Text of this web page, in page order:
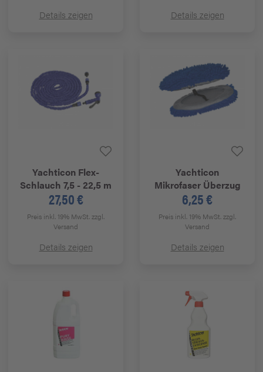
Details zeigen Details zeigen
Yachticon Flex-
Schlauch 7,5 - 22,5 m
27,50 €
Preis inkl. 19% MwSt.zzgl.
Versand
Details zeigen
Yachticon
Mikrofaser Überzug
6,25 €
Preis inkl. 19% MwSt.zzgl.
Versand
Details zeigen